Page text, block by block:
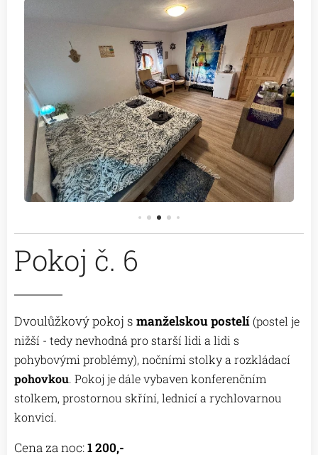
Pokoj č. 6
Dvoulůžkový pokoj s manželskou postelí(postel je
nižší - tedy nevhodná pro starší lidi a lidi s
pohybovými problémy), nočními stolky a rozkládací
pohovkou. Pokoj je dále vybaven konferenčním
stolkem, prostornou skříní, lednicí a rychlovarnou
konvicí.
Cena za noc:1 200,-